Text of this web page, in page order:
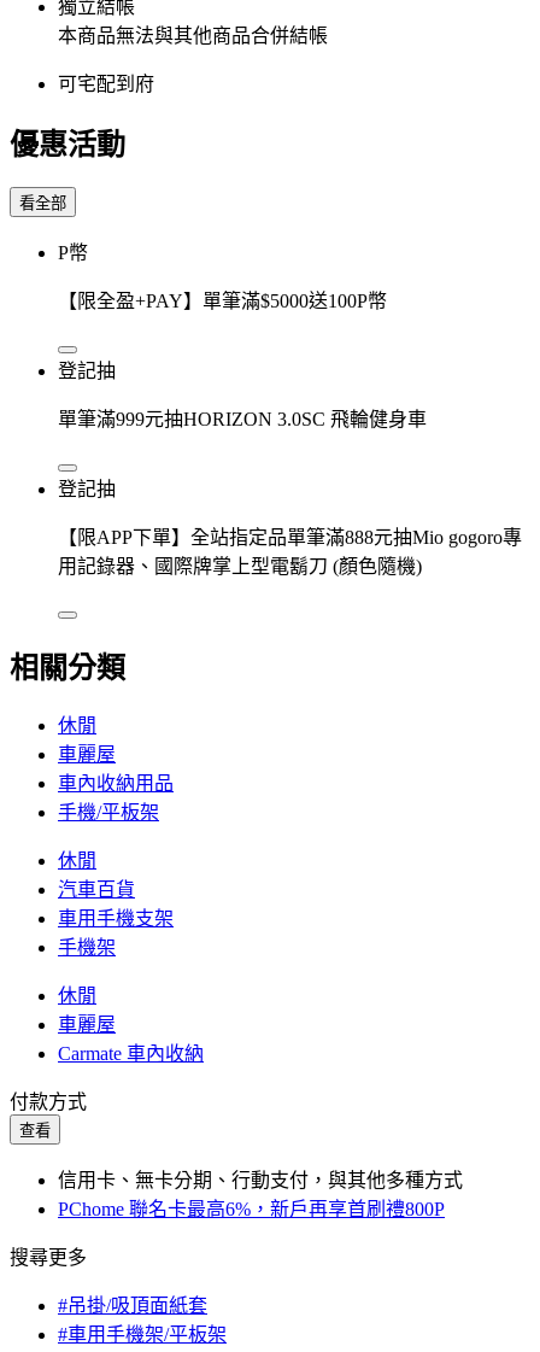
獨立結帳
本商品無法與其他商品合併結帳
可宅配到府
優惠活動
看全部
P幣
【限全盈+PAY】單筆滿$5000送100P幣
登記抽
單筆滿999元抽HORIZON 3.0SC 飛輪健身車
登記抽
【限APP下單】全站指定品單筆滿888元抽Mio gogoro專
用記錄器、國際牌掌上型電鬍刀 (顏色隨機)
相關分類
休閒
車麗屋
車內收納用品
手機/平板架
休閒
汽車百貨
車用手機支架
手機架
休閒
車麗屋
Carmate 車內收納
付款方式
查看
信用卡、無卡分期、行動支付，與其他多種方式
PChome 聯名卡最高6%，新戶再享首刷禮800P
搜尋更多
#吊掛/吸頂面紙套
#車用手機架/平板架